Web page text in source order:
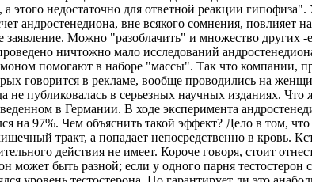
а этого недостаточно для ответной реакции
андростенедиона, вне всякого сомнения,
Можно "разоблачить" и множество других -
ничтожно мало исследований андростенедиона
помогают в наборе "массы". Так что компании,
говорится в рекламе, вообще проводились на
публиковалась в серьезных научных изданиях.
в Германии. В ходе эксперимента
на 97%. Чем объяснить такой эффект? Дело в том,
тракт, а попадает непосредственно в кровь.
действия не имеет. Короче говоря, стоит
может быть разной; если у одного парня